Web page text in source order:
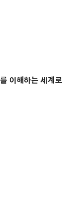
이해하는 세계로